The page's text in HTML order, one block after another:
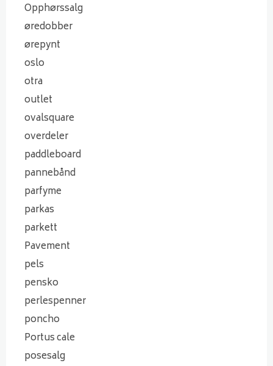
Opphørssalg
øredobber
ørepynt
oslo
otra
outlet
ovalsquare
overdeler
paddleboard
pannebånd
parfyme
parkas
parkett
Pavement
pels
pensko
perlespenner
poncho
Portus cale
posesalg